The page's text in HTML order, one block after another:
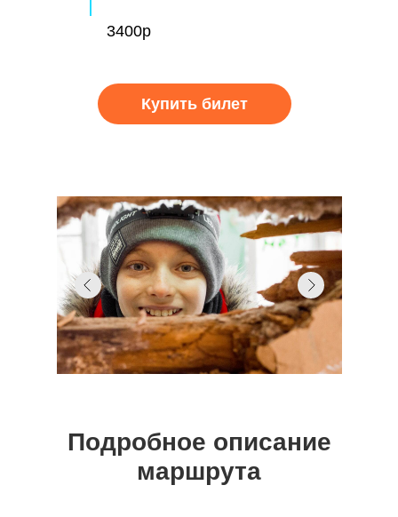
3400р
Купить билет
Подробное описание
маршрута